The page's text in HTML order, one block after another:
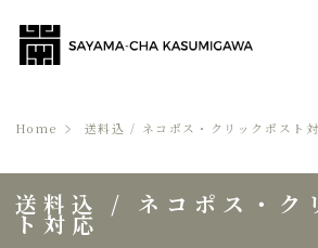
Home 送料込 / ネコポス・クリックポスト
送料込 / ネコポス・ク
ト対応